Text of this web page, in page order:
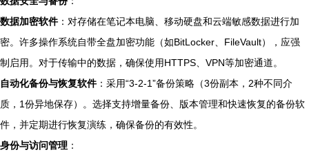
数据加密软件：对存储在笔记本电脑、移动硬盘和云端敏感数据进行加
密。许多操作系统自带全盘加密功能（如BitLocker、FileVault），应强
制启用。对于传输中的数据，确保使用HTTPS、VPN等加密通道。
自动化备份与恢复软件：采用“3-2-1”备份策略（3份副本，2种不同介
质，1份异地保存）。选择支持增量备份、版本管理和快速恢复的备份软
件，并定期进行恢复演练，确保备份的有效性。
身份与访问管理 ：